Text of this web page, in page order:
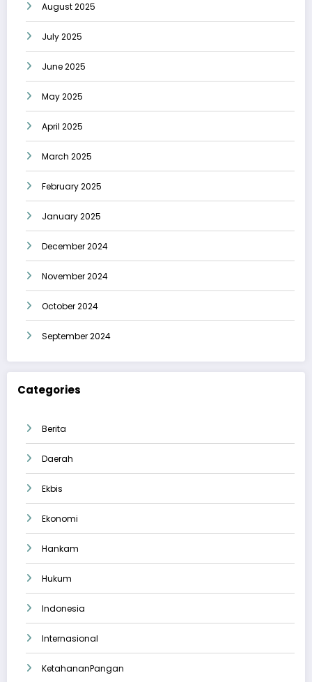
August 2025
July 2025
June 2025
May 2025
April 2025
March 2025
February 2025
January 2025
December 2024
November 2024
October 2024
September 2024
Categories
Berita
Daerah
Ekbis
Ekonomi
Hankam
Hukum
Indonesia
Internasional
KetahananPangan